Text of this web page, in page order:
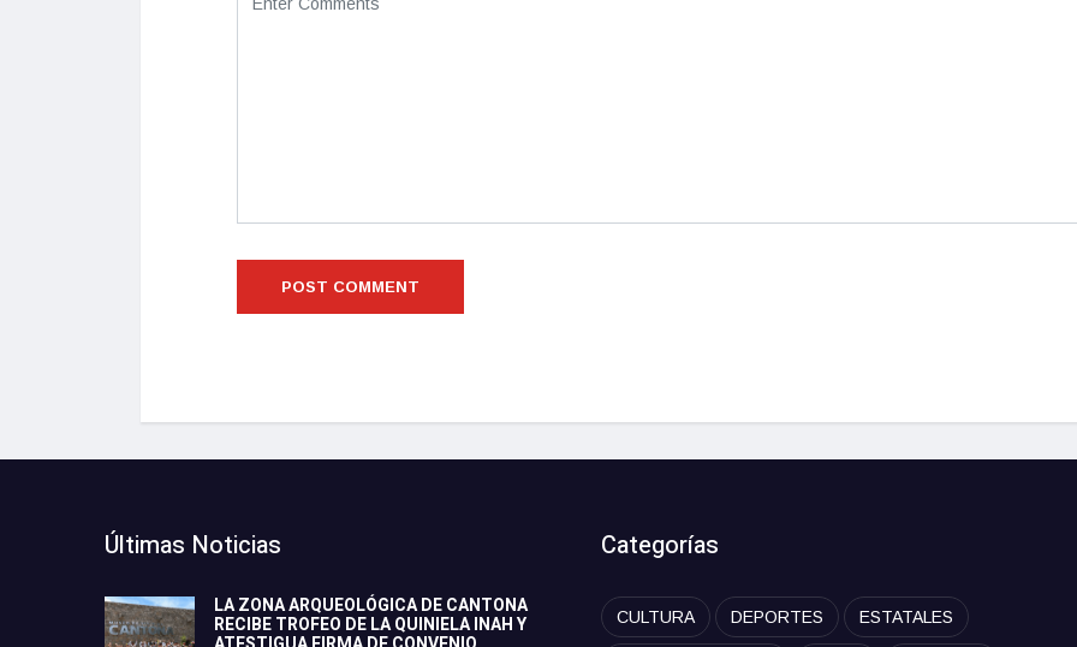
Últimas Noticias
LA ZONA ARQUEOLÓGICA DE CANTONA
RECIBE TROFEO DE LA QUINIELA INAH Y
Categorías
CULTURA DEPORTES ESTATALES